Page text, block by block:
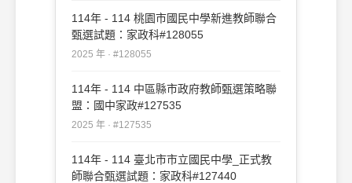
114年 - 114 桃園市國民中學新進教師聯合
甄選試題：家政科#128055
2025 年 · #128055
114年 - 114 中區縣市政府教師甄選策略聯
盟：國中家政#127535
2025 年 · #127535
114年 - 114 臺北市市立國民中學_正式教
師聯合甄選試題：家政科#127440